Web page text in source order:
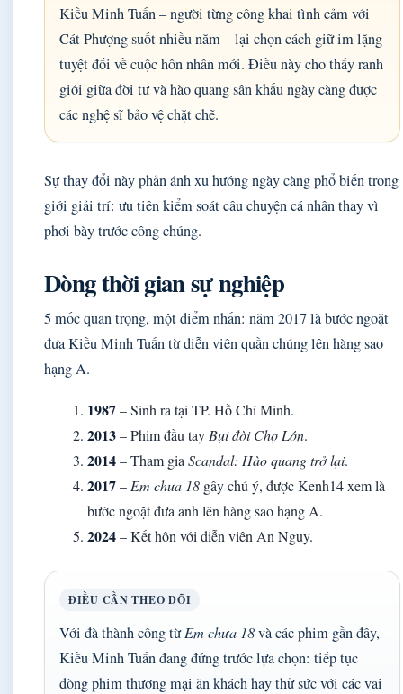
Kiều Minh Tuấn – người từng công khai tình cảm với
Cát Phượng suốt nhiều năm – lại chọn cách giữ im lặng
tuyệt đối về cuộc hôn nhân mới. Điều này cho thấy ranh
giới giữa đời tư và hào quang sân khấu ngày càng được
các nghệ sĩ bảo vệ chặt chẽ.
Sự thay đổi này phản ánh xu hướng ngày càng phổ biến trong
giới giải trí: ưu tiên kiểm soát câu chuyện cá nhân thay vì
phơi bày trước công chúng.
Dòng thời gian sự nghiệp
5 mốc quan trọng, một điểm nhấn: năm 2017 là bước ngoặt
đưa Kiều Minh Tuấn từ diễn viên quần chúng lên hàng sao
hạng A.
1987– Sinh ra tại TP. Hồ Chí Minh.
2013– Phim đầu tay Bụi đời Chợ Lớn.
2014– Tham gia Scandal: Hào quang trở lại.
2017– Em chưa 18 gây chú ý, được Kenh14 xem là
bước ngoặt đưa anh lên hàng sao hạng A.
2024– Kết hôn với diễn viên An Nguy.
ĐIỀU CẦN THEO DÕI
Với đà thành công từEm chưa 18và các phim gần đây,
Kiều Minh Tuấn đang đứng trước lựa chọn: tiếp tục
dòng phim thương mại ăn khách hay thử sức với các vai